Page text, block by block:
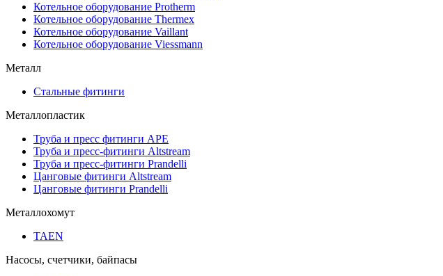
Котельное оборудование Protherm
Котельное оборудование Thermex
Котельное оборудование Vaillant
Котельное оборудование Viessmann
Металл
Стальные фитинги
Металлопластик
Труба и пресс фитинги APE
Труба и пресс-фитинги Altstream
Труба и пресс-фитинги Prandelli
Цанговые фитинги Altstream
Цанговые фитинги Prandelli
Металлохомут
TAEN
Насосы, счетчики, байпасы